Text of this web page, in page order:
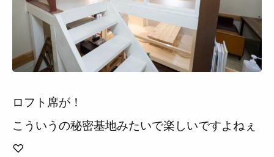
ロフト席が！
こういうの秘密基地みたいで楽しいですよねぇ
♡